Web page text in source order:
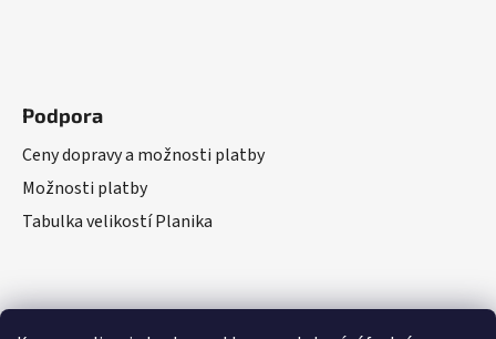
Podpora
Ceny dopravy a možnosti platby
Možnosti platby
Tabulka velikostí Planika